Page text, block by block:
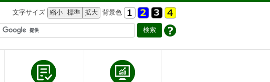
文字サイズ 縮小 標準 拡大 背景色